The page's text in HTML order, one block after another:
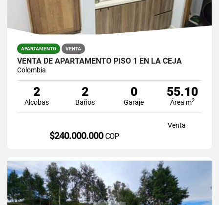
APARTAMENTO VENTA
VENTA DE APARTAMENTO PISO 1 EN LA CEJA
Colombia
2
Alcobas
2
Baños
0
Garaje
55.10
Área m2
Venta
$240.000.000 COP